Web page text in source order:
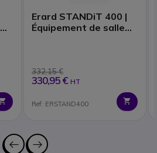
Erard STANDiT 400 |
Équipement de salle
332,15 €
330,95 € HT
Ref: ERSTAND400